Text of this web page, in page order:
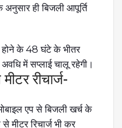
अनुसार ही बिजली आपूर्ति
होने के 48 घंटे के भीतर
में सप्लाई चालू रहेगी।
रीचार्ज-
एप से बिजली खर्च के
मीटर रिचार्ज भी कर